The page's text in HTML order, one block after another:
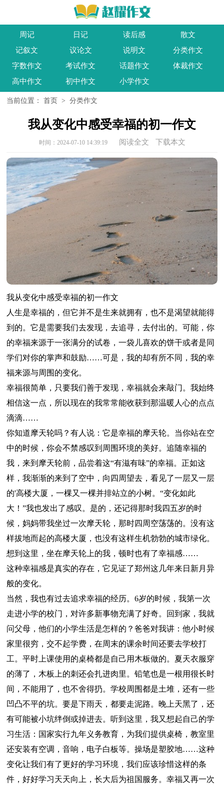
周记 日记 读后感
散文
记叙文
议论文 说明文
分类作文
字数作文
考试作文 话题作文
体裁作文
高中作文
初中作文 小学作文
当前位置： 首页 > 分类作文
我从变化中感受幸福的初一作文
时间：2024-07-10 14:39:19 阅读全文 下载本文
我从变化中感受幸福的初一作文
人生是幸福的，但它并不是生来就拥有，也不是渴望就能得
到的。它是需要我们去发现，去追寻，去付出的。可能，你
的幸福来源于一张满分的试卷，一袋儿喜欢的饼干或者是同
学们对你的掌声和鼓励……可是，我的却有所不同，我的幸
福来源与周围的变化。
幸福很简单，只要我们善于发现，幸福就会来敲门。我始终
相信这一点，所以现在的我常常能收获到那温暖人心的点点
滴滴……
你知道摩天轮吗？有人说：它是幸福的摩天轮。当你站在空
中的时候，你会不禁感叹到周围环境的美好。追随幸福的
我，来到摩天轮前，品尝着这“有滋有味”的幸福。正如这
样，我渐渐的来到了空中，向四周望去，看见了一层又一层
的'高楼大厦，一棵又一棵并排站立的小树。“变化如此
大！”我也发出了感叹。是的，还记得那时我四五岁的时
候，妈妈带我坐过一次摩天轮，那时四周空荡荡的。没有这
样拔地而起的高楼大厦，也没有这样生机勃勃的城市绿化。
想到这里，坐在摩天轮上的我，顿时也有了幸福感……
这种幸福感是真实的存在，它见证了郑州这几年来日新月异
般的变化。
当然，我也有过去追求幸福的经历。6岁的时候，我第一次
走进小学的校门，对许多新事物充满了好奇。回到家，我就
问父母，他们的小学生活是怎样的？爸爸对我讲：他小时候
家里很穷，交不起学费，在周末的课余时间还要去学校打
工。平时上课使用的桌椅都是自己用木板做的。夏天衣服穿
的薄了，木板上的刺还会扎进肉里。铅笔也是一根用很长时
间，不能用了，也不舍得扔。学校周围都是土堆，还有一些
凹凸不平的坑。要是下雨天，都要走泥路。晚上天黑了，还
有可能被小坑绊倒或掉进去。听到这里，我又想起自己的学
习生活：国家实行九年义务教育，为我们提供桌椅，教室里
还安装有空调，音响，电子白板等。操场是塑胶地……这种
变化让我们有了更好的学习环境，我们应该珍惜这样的条
件，好好学习天天向上，长大后为祖国服务。幸福又再一次